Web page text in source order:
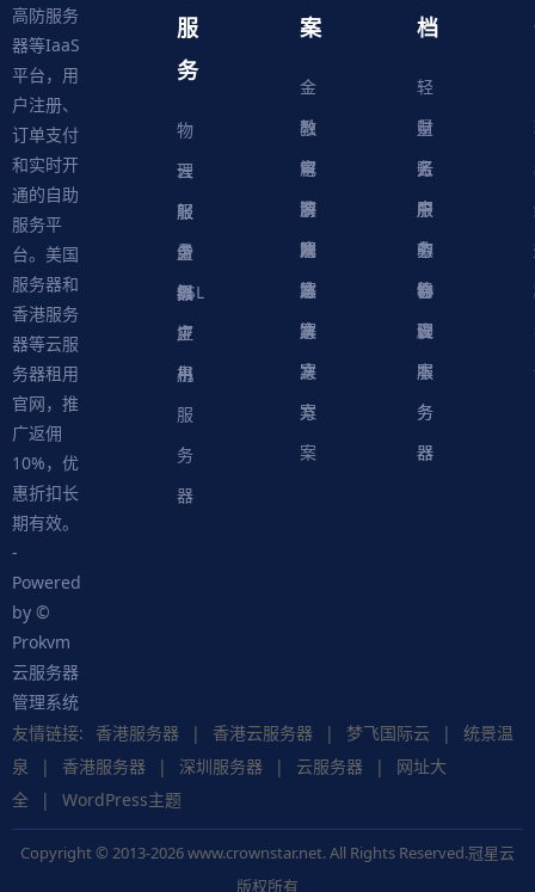
高防服务
器等IaaS
平台，用
户注册、
订单支付
和实时开
通的自助
服务平
台。美国
服务器和
香港服务
器等云服
务器租用
官网，推
广返佣
10%，优
惠折扣长
期有效。
-
Powered
by ©
Prokvm
云服务器
管理系统
服
务
物
理
服
务
器
云
服
务
器
轻
量
级
应
用
服
务
器
虚
拟
主
机
SSL
证
书
案
金
融
解
决
方
案
教
育
解
决
方
案
电
商
解
决
方
案
游
戏
解
决
方
案
网
站
解
决
方
案
档
轻
量
云
服
务
器
财
务
中
心
账
户
中
心
服
务
协
议
软
件
脚
本
物
理
服
务
器
云
服
务
器
友情链接: 香港服务器 | 香港云服务器 | 梦飞国际云 |
统景温
泉
| 香港服务器 | 深圳服务器 | 云服务器 |
网址大
全
| WordPress主题
Copyright © 2013-2026 www.crownstar.net. All Rights Reserved.冠星云
版权所有